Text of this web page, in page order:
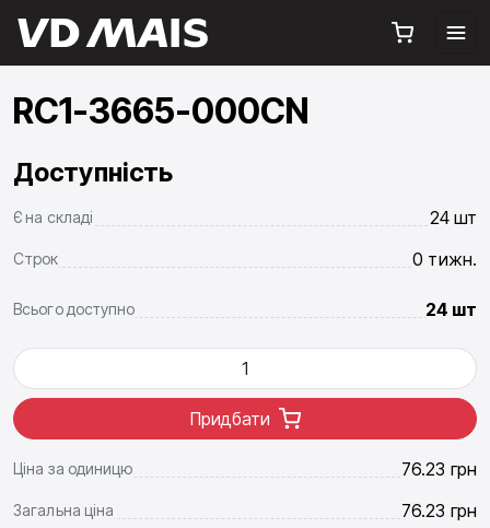
RC1-3665-000CN
Доступність
Є на складі 24 шт
Строк 0 тижн.
Всього доступно 24 шт
Придбати
Ціна за одиницю 76.23 грн
Загальна ціна 76.23 грн